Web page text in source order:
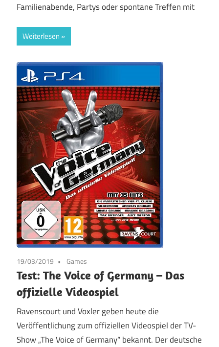
Familienabende, Partys oder spontane Treffen mit
Weiterlesen
19/03/2019 Games
Test: The Voice of Germany – Das
offizielle Videospiel
Ravenscourt und Voxler geben heute die
Veröffentlichung zum offiziellen Videospiel der TV-
Show „The Voice of Germany“ bekannt. Der deutsche